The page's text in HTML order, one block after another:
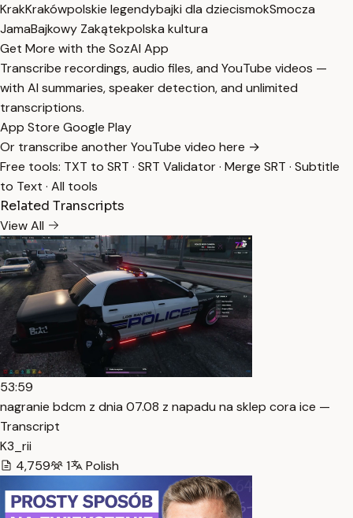
KrakKrakówpolskie legendybajki dla dziecismokSmocza
JamaBajkowy Zakątekpolska kultura
Get More with the SozAI App
Transcribe recordings, audio files, and YouTube videos —
with AI summaries, speaker detection, and unlimited
transcriptions.
App Store Google Play
Or transcribe another YouTube video here →
Free tools: TXT to SRT · SRT Validator· Merge SRT · Subtitle
to Text · All tools
Related Transcripts
View All
53:59
nagranie bdcm z dnia 07.08 z napadu na sklep cora ice —
Transcript
K3_rii
4,759
1 Polish